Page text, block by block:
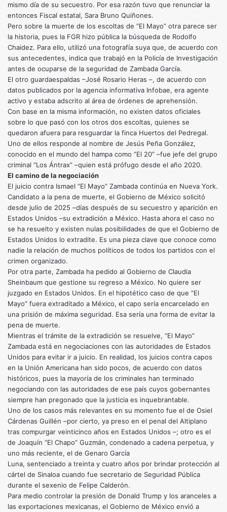
mismo día de su secuestro. Por esa razón tuvo que renunciar la
entonces Fiscal estatal, Sara Bruno Quiñones.
Pero sobre la muerte de los escoltas de “El Mayo” otra parece ser
la historia, pues la FGR hizo pública la búsqueda de Rodolfo
Chaidez. Para ello, utilizó una fotografía suya que, de acuerdo con
sus antecedentes, indica que trabajó en la Policía de Investigación
antes de ocuparse de la seguridad de Zambada García.
El otro guardaespaldas –José Rosario Heras –, de acuerdo con
datos publicados por la agencia informativa Infobae, era agente
activo y estaba adscrito al área de órdenes de aprehensión.
Con base en la misma información, no existen datos oficiales
sobre lo que pasó con los otros dos escoltas, quienes se
quedaron afuera para resguardar la finca Huertos del Pedregal.
Uno de ellos responde al nombre de Jesús Peña González,
conocido en el mundo del hampa como “El 20” –fue jefe del grupo
criminal “Los Ántrax” –quien está prófugo desde el año 2020.
El camino de la negociación
El juicio contra Ismael “El Mayo” Zambada continúa en Nueva York.
Candidato a la pena de muerte, el Gobierno de México solicitó
desde julio de 2025 –días después de su secuestro y aparición en
Estados Unidos –su extradición a México. Hasta ahora el caso no
se ha resuelto y existen nulas posibilidades de que el Gobierno de
Estados Unidos lo extradite. Es una pieza clave que conoce como
nadie la relación de muchos políticos de todos los partidos con el
crimen organizado.
Por otra parte, Zambada ha pedido al Gobierno de Claudia
Sheinbaum que gestione su regreso a México. No quiere ser
juzgado en Estados Unidos. En el hipotético caso de que “El
Mayo” fuera extraditado a México, el capo sería encarcelado en
una prisión de máxima seguridad. Esa sería una forma de evitar la
pena de muerte.
Mientras el trámite de la extradición se resuelve, “El Mayo”
Zambada está en negociaciones con las autoridades de Estados
Unidos para evitar ir a juicio. En realidad, los juicios contra capos
en la Unión Americana han sido pocos, de acuerdo con datos
históricos, pues la mayoría de los criminales han terminado
negociando con las autoridades de ese país cuyos gobernantes
siempre han pregonado que la justicia es inquebrantable.
Uno de los casos más relevantes en su momento fue el de Osiel
Cárdenas Guillén –por cierto, ya preso en el penal del Altiplano
tras compurgar veinticinco años en Estados Unidos –; otro es el
de Joaquín “El Chapo” Guzmán, condenado a cadena perpetua, y
uno más reciente, el de Genaro García
Luna, sentenciado a treinta y cuatro años por brindar protección al
cártel de Sinaloa cuando fue secretario de Seguridad Pública
durante el sexenio de Felipe Calderón.
Para medio controlar la presión de Donald Trump y los aranceles a
las exportaciones mexicanas, el Gobierno de México envió a